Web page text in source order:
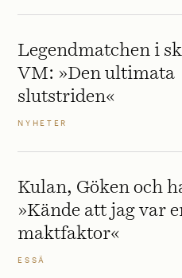
Legendmatchen i
VM: »Den ultimata
slutstriden«
NYHETER
Kulan, Göken och
»Kände att jag var
maktfaktor«
ESSÄ